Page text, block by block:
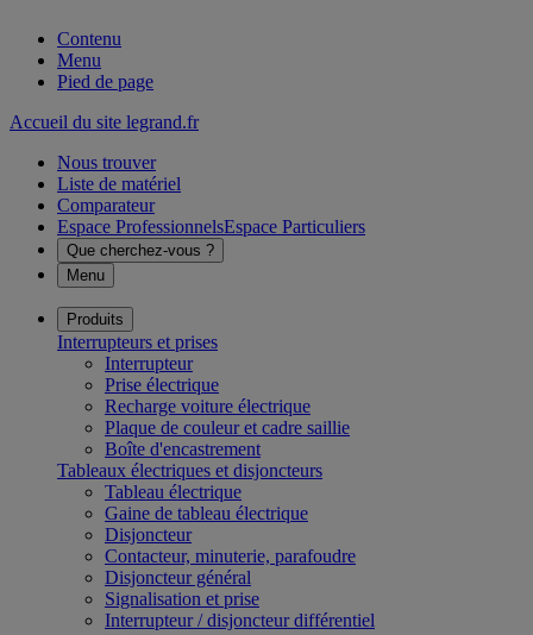
Contenu
Menu
Pied de page
Accueil du site legrand.fr
Nous trouver
Liste de matériel
Comparateur
Espace ProfessionnelsEspace Particuliers
Que cherchez-vous ?
Menu
Produits
Interrupteurs et prises
Interrupteur
Prise électrique
Recharge voiture électrique
Plaque de couleur et cadre saillie
Boîte d'encastrement
Tableaux électriques et disjoncteurs
Tableau électrique
Gaine de tableau électrique
Disjoncteur
Contacteur, minuterie, parafoudre
Disjoncteur général
Signalisation et prise
Interrupteur / disjoncteur différentiel